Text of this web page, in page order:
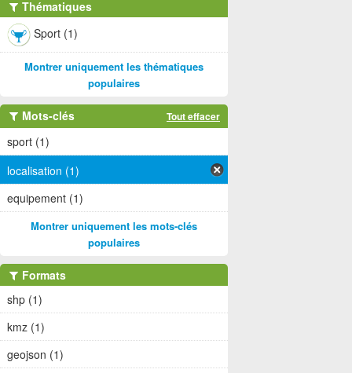
Thématiques
Sport (1)
Montrer uniquement les thématiques
populaires
Mots-clés Tout effacer
sport (1)
localisation (1)
equipement (1)
Montrer uniquement les mots-clés
populaires
Formats
shp (1)
kmz (1)
geojson (1)